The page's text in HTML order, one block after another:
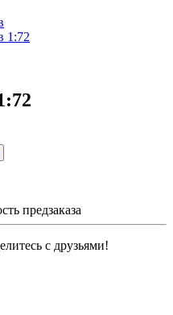
1:72
предзаказа
с друзьями!